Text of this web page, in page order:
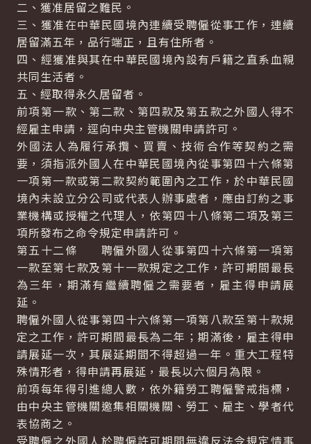
二、獲准居留之難民。
三、獲准在中華民國境內連續受聘僱從事工作，連續
居留滿五年，品行端正，且有住所者。
四、經獲准與其在中華民國境內設有戶籍之直系血親
共同生活者。
五、經取得永久居留者。
前項第一款、第二款、第四款及第五款之外國人得不
經雇主申請，逕向中央主管機關申請許可。
外國法人為履行承攬、買賣、技術合作等契約之需
要，須指派外國人在中華民國境內從事第四十六條第
一項第一款或第二款契約範圍內之工作，於中華民國
境內未設立分公司或代表人辦事處者，應由訂約之事
業機構或授權之代理人，依第四十八條第二項及第三
項所發布之命令規定申請許可。
第五十二條 聘僱外國人從事第四十六條第一項第
一款至第七款及第十一款規定之工作，許可期間最長
為三年，期滿有繼續聘僱之需要者，雇主得申請展
延。
聘僱外國人從事第四十六條第一項第八款至第十款規
定之工作，許可期間最長為二年；期滿後，雇主得申
請展延一次，其展延期間不得超過一年。重大工程特
殊情形者，得申請再展延，最長以六個月為限。
前項每年得引進總人數，依外籍勞工聘僱警戒指標，
由中央主管機關邀集相關機關、勞工、雇主、學者代
表協商之。
受聘僱之外國人於聘僱許可期間無違反法令規定情事